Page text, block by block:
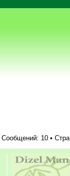
Сообщений: 10 •